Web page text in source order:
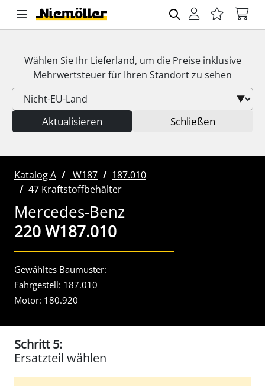
Wählen Sie Ihr Lieferland, um die Preise inklusive
Mehrwertsteuerfür Ihren Standort zu sehen
Aktualisieren Schließen
Katalog A W187
187.010
47 Kraftstoffbehälter
Mercedes-Benz
220 W187.010
Gewähltes Baumuster:
Fahrgestell: 187.010
Motor: 180.920
Schritt 5:
Ersatzteil wählen